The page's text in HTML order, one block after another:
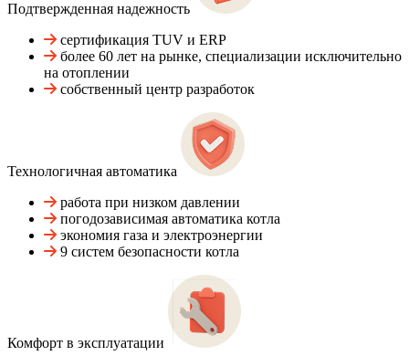
Подтвержденная надежность
сертификация TUV и ERP
более 60 лет на рынке, специализации исключительно
на отоплении
собственный центр разработок
Технологичная автоматика
работа при низком давлении
погодозависимая автоматика котла
экономия газа и электроэнергии
9 систем безопасности котла
Комфорт в эксплуатации